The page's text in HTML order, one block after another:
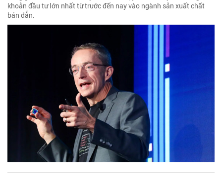
khoản đầu tư lớn nhất từ trước đến nay vào ngành sản xuất chất
bán dẫn.